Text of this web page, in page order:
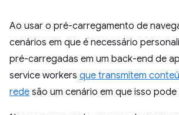
Ao usar o pré-carregamento de
cenários em que é necessário
pré-carregadas em um back-end de
service workers que transmitem
rede são um cenário em que isso pode